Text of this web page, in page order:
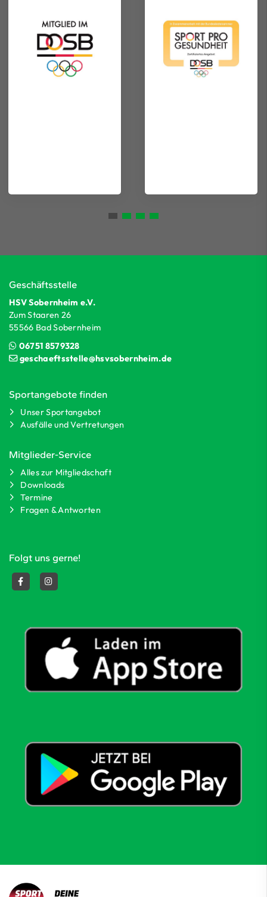
Geschäftsstelle
HSV Sobernheim e.V.
Zum Staaren 26
55566 Bad Sobernheim
06751 8579328
geschaeftsstelle@hsvsobernheim.de
Sportangebote finden
Unser Sportangebot
Ausfälle und Vertretungen
Mitglieder-Service
Alles zur Mitgliedschaft
Downloads
Termine
Fragen & Antworten
Folgt uns gerne!